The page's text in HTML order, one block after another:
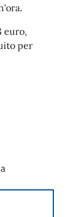
euro,
per